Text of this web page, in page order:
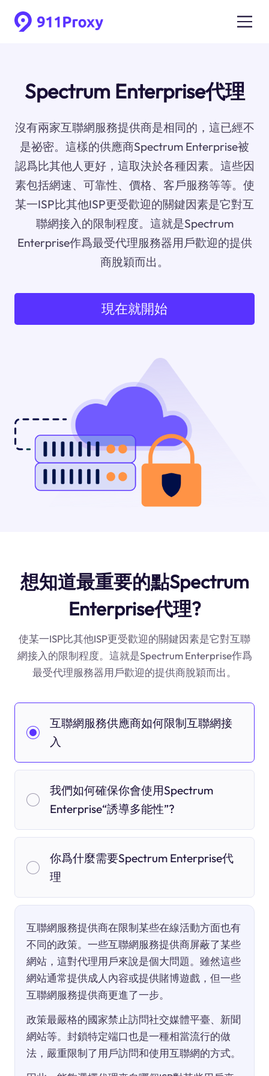
Spectrum Enterprise代理
沒有兩家互聯網服務提供商是相同的，這已經不
是祕密。這樣的供應商Spectrum Enterprise被
認爲比其他人更好，這取決於各種因素。這些因
素包括網速、可靠性、價格、客戶服務等等。使
某一ISP比其他ISP更受歡迎的關鍵因素是它對互
聯網接入的限制程度。這就是Spectrum
Enterprise作爲最受代理服務器用戶歡迎的提供
商脫穎而出。
現在就開始
想知道最重要的點Spectrum
Enterprise代理?
使某一ISP比其他ISP更受歡迎的關鍵因素是它對互聯
網接入的限制程度。這就是Spectrum Enterprise作爲
最受代理服務器用戶歡迎的提供商脫穎而出。
互聯網服務供應商如何限制互聯網接
入
我們如何確保你會使用Spectrum
Enterprise“誘導多能性”?
你爲什麼需要Spectrum Enterprise代
理
互聯網服務提供商在限制某些在線活動方面也有
不同的政策。一些互聯網服務提供商屏蔽了某些
網站，這對代理用戶來說是個大問題。雖然這些
網站通常提供成人內容或提供賭博遊戲，但一些
互聯網服務提供商更進了一步。
政策最嚴格的國家禁止訪問社交媒體平臺、新聞
網站等。封鎖特定端口也是一種相當流行的做
法，嚴重限制了用戶訪問和使用互聯網的方式。